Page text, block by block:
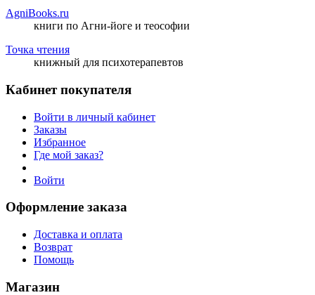
AgniBooks.ru
книги по Агни-йоге и теософии
Точка чтения
книжный для психотерапевтов
Кабинет покупателя
Войти в личный кабинет
Заказы
Избранное
Где мой заказ?
Войти
Оформление заказа
Доставка и оплата
Возврат
Помощь
Магазин